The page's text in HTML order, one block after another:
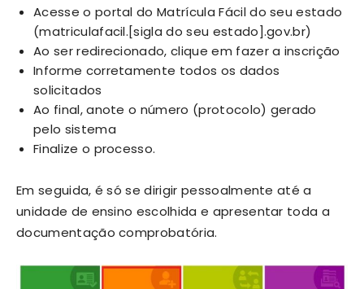
Acesse o portal do Matrícula Fácil do seu estado
(matriculafacil.[sigla do seu estado].gov.br)
Ao ser redirecionado, clique em fazer a inscrição
Informe corretamente todos os dados
solicitados
Ao final, anote o número (protocolo) gerado
pelo sistema
Finalize o processo.
Em seguida, é só se dirigir pessoalmente até a
unidade de ensino escolhida e apresentar toda a
documentação comprobatória.